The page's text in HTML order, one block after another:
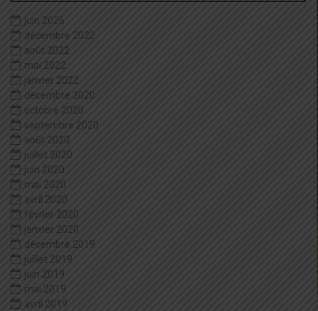
juin 2026
décembre 2022
août 2022
mai 2022
janvier 2022
décembre 2020
octobre 2020
septembre 2020
août 2020
juillet 2020
juin 2020
mai 2020
avril 2020
février 2020
janvier 2020
décembre 2019
juillet 2019
juin 2019
mai 2019
avril 2019